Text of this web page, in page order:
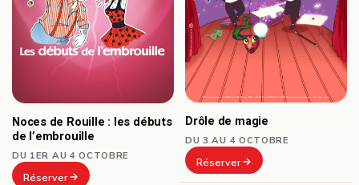
Noces de Rouille : les débuts
de l’embrouille
DU 1ER AU 4 OCTOBRE
Réserver
Drôle de magie
DU 3 AU 4 OCTOBRE
Réserver